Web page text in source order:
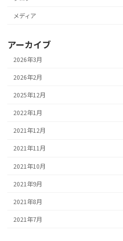
メディア
アーカイブ
2026年3月
2026年2月
2025年12月
2022年1月
2021年12月
2021年11月
2021年10月
2021年9月
2021年8月
2021年7月